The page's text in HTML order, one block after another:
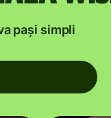
pași simpli